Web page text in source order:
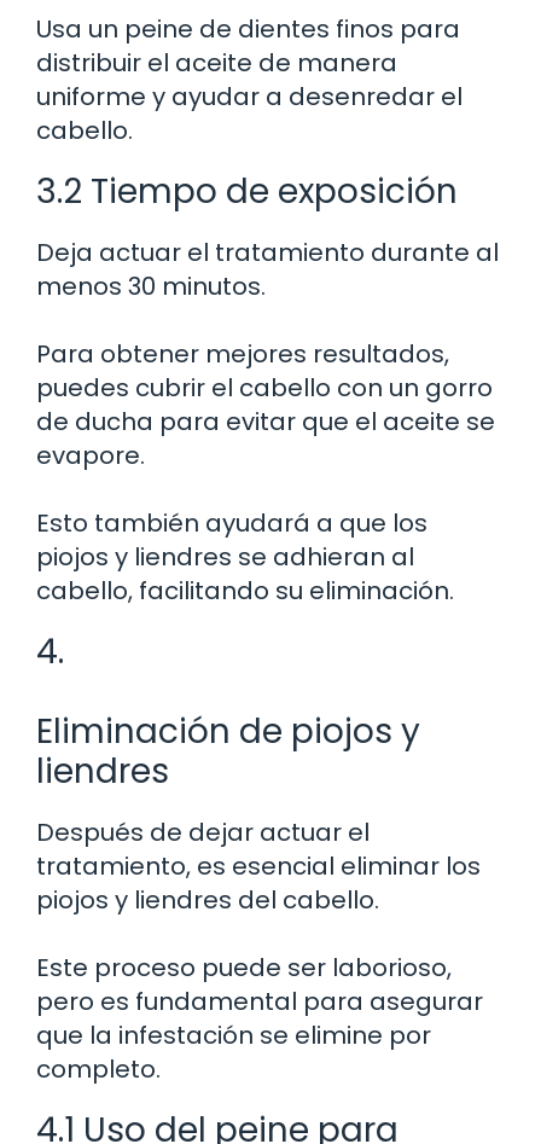
Usa un peine de dientes finos para
distribuir el aceite de manera
uniforme y ayudar a desenredar el
cabello.
3.2 Tiempo de exposición
Deja actuar el tratamiento durante al
menos 30 minutos.
Para obtener mejores resultados,
puedes cubrir el cabello con un gorro
de ducha para evitar que el aceite se
evapore.
Esto también ayudará a que los
piojos y liendres se adhieran al
cabello, facilitando su eliminación.
4.
Eliminación de piojos y
liendres
Después de dejar actuar el
tratamiento, es esencial eliminar los
piojos y liendres del cabello.
Este proceso puede ser laborioso,
pero es fundamental para asegurar
que la infestación se elimine por
completo.
4.1 Uso del peine para